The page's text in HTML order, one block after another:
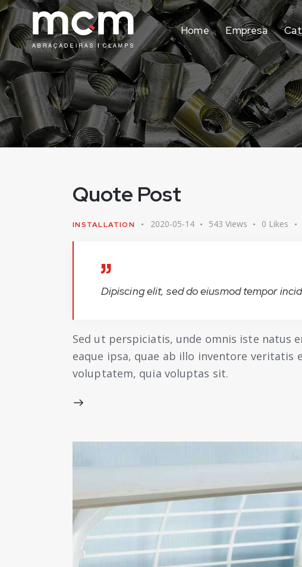
Home Empresa
Quote Post
INSTALLATION 2020-05-14 543 Views 0 Likes
Dipiscing elit, sed do eiusmod tempor
Sed ut perspiciatis, unde omnis iste
eaque ipsa, quae ab illo inventore veritatis
voluptatem, quia voluptas sit.